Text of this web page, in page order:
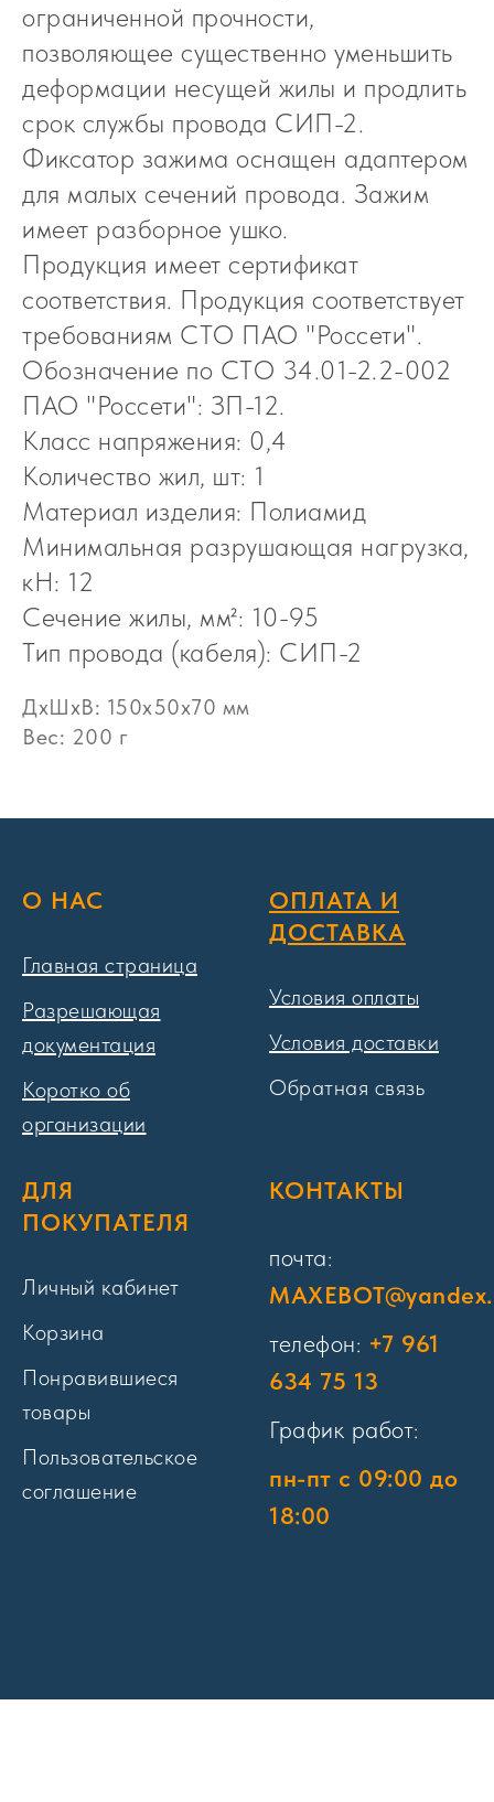
ограниченной прочности,
позволяющее существенно уменьшить
деформации несущей жилы и продлить
срок службы провода СИП-2.
Фиксатор зажима оснащен адаптером
для малых сечений провода. Зажим
имеет разборное ушко.
Продукция имеет сертификат
соответствия. Продукция соответствует
требованиям СТО ПАО "Россети".
Обозначение по СТО 34.01-2.2-002
ПАО "Россети": ЗП-12.
Класс напряжения: 0,4
Количество жил, шт: 1
Материал изделия: Полиамид
Минимальная разрушающая нагрузка,
кН: 12
Сечение жилы, мм²: 10-95
Тип провода (кабеля): СИП-2
ДxШxВ: 150x50x70 мм
Вес: 200 г
О НАС
Главная страница
Разрешающая
документация
Коротко об
организации
ОПЛАТА И
ДОСТАВКА
Условия оплаты
Условия доставки
Обратная связь
ДЛЯ
ПОКУПАТЕЛЯ
Личный кабинет
Корзина
Понравившиеся
товары
Пользовательское
соглашение
КОНТАКТЫ
почта:
телефон: +7 961
634 75 13
График работ:
пн-пт с 09:00 до
18:00